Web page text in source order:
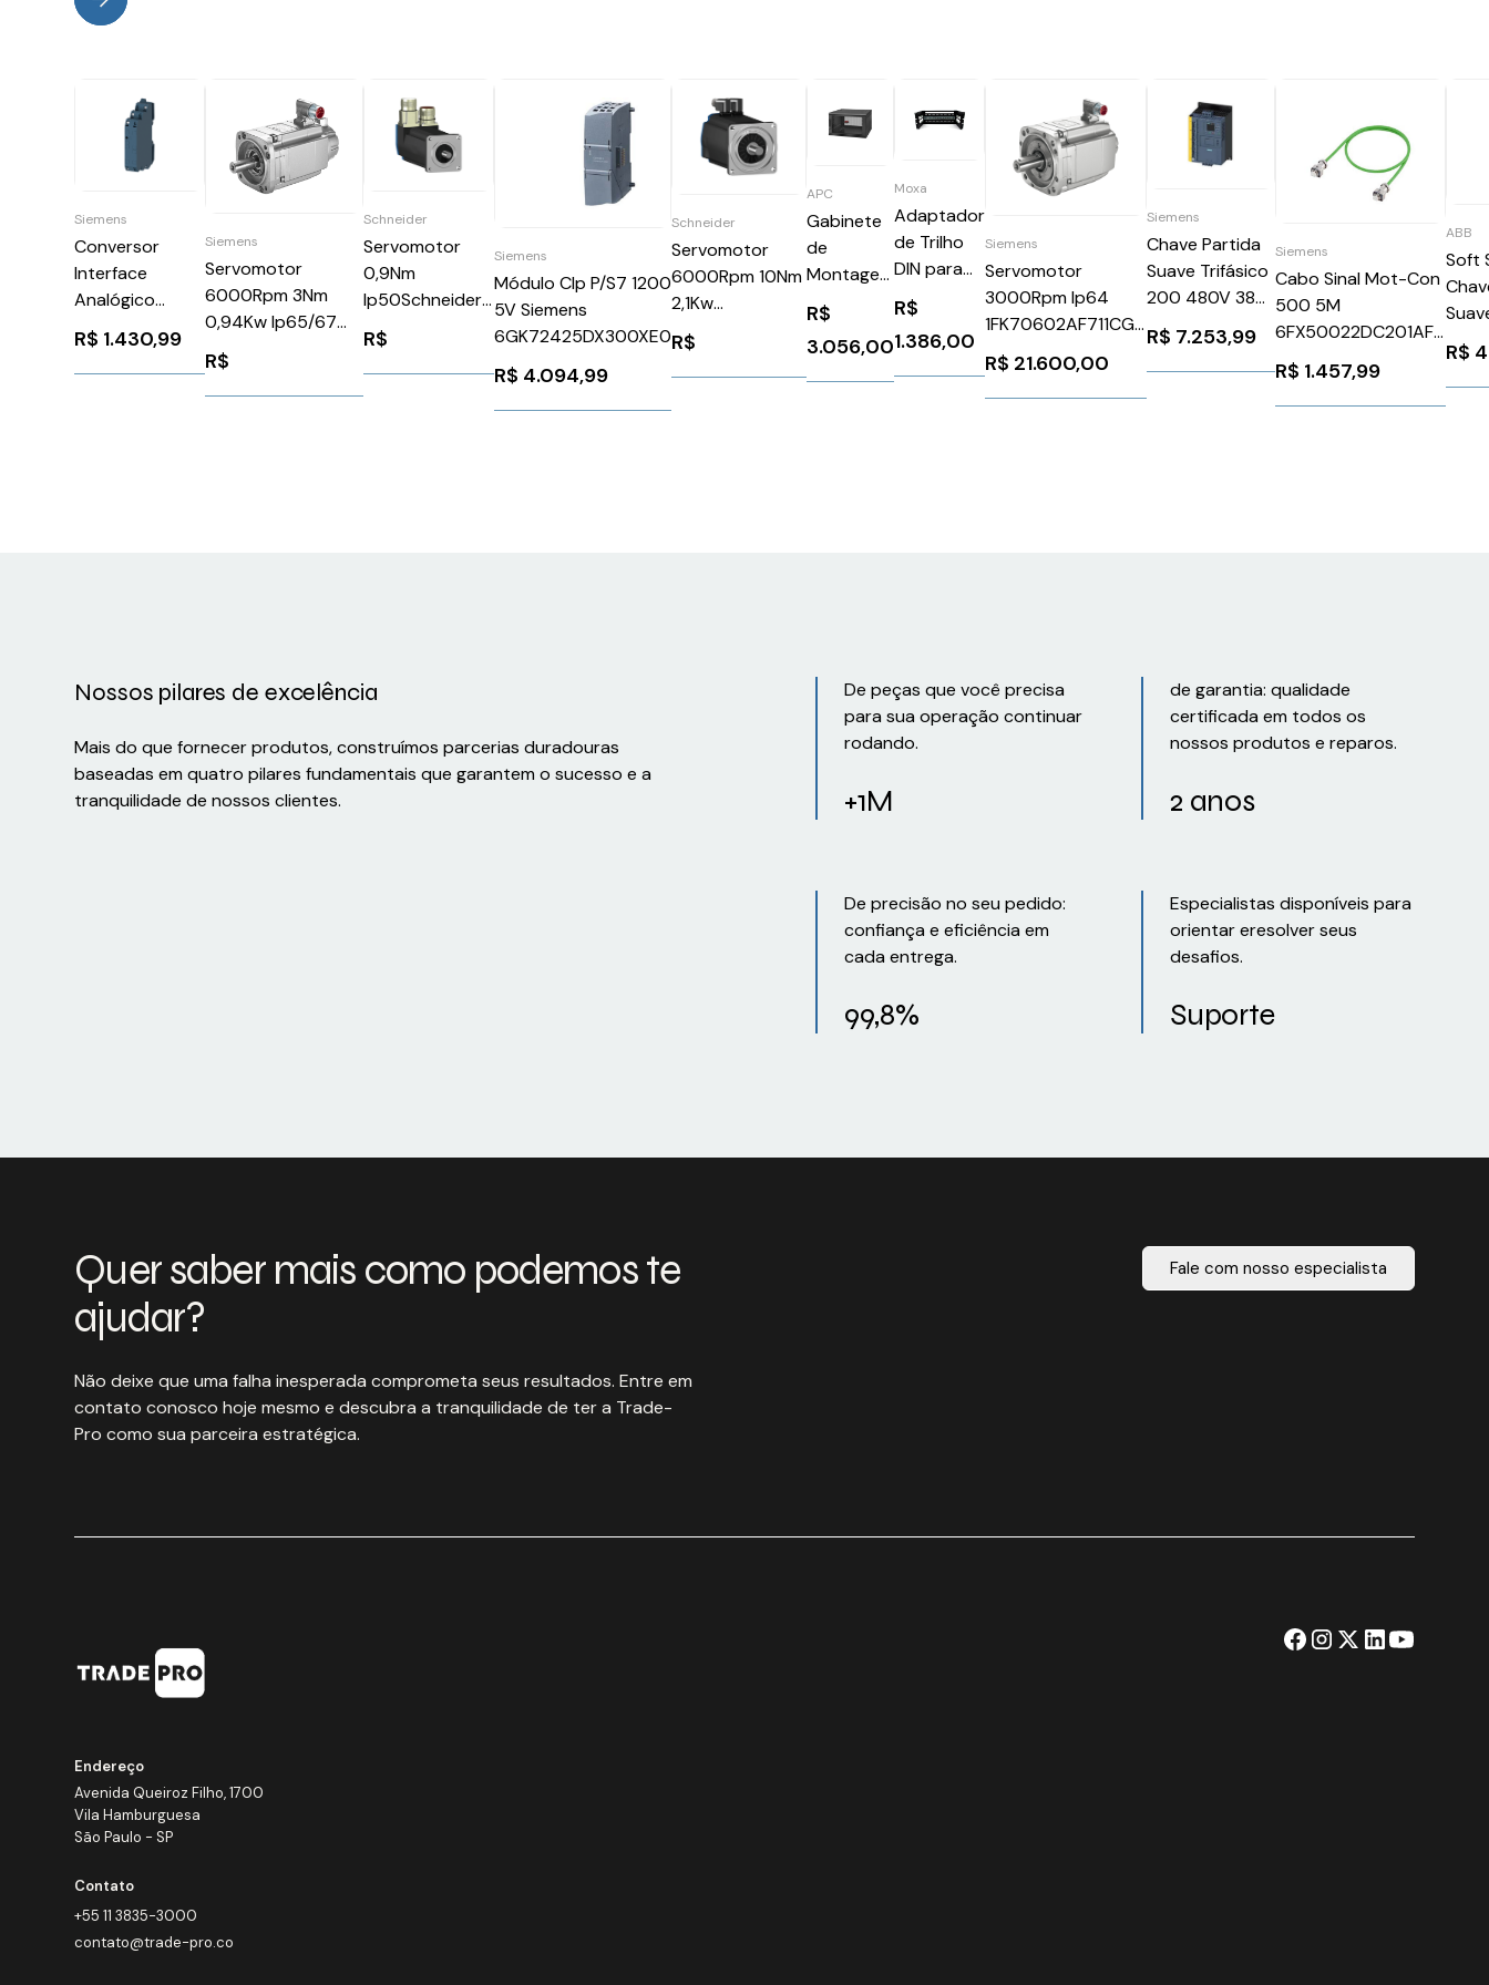
Siemens
Conversor
Interface
Analógico
Parafuso 0-20V
24-240V
Siemens
R$ 1.430,99
Siemens
Servomotor
6000Rpm 3Nm
0,94Kw Ip65/67
1FK70422AK711CA2
Siemens 90550
R$
Schneider
Servomotor
0,9Nm
Ip50Schneider
BSH0552P12A1A
R$
Siemens
Módulo Clp P/S7 1200
5V Siemens
6GK72425DX300XE0
R$ 4.094,99
Schneider
Servomotor
6000Rpm 10Nm
2,1Kw
Ip50Schneider
BSH1004P01A2A
R$
APC
Gabinete
de
Montagem
em Parede
AR106SH6
R$
3.056,00
Moxa
Adaptador
de Trilho
DIN para
Rack 19"
RK-4U
R$
1.386,00
Siemens
Servomotor
3000Rpm Ip64
1FK70602AF711CG0
Siemens 91168
R$ 21.600,00
Siemens
Chave Partida
Suave Trifásico
200 480V 38A
24V
3RW55173HF04
Siemens
R$ 7.253,99
Siemens
Cabo Sinal Mot-Con
500 5M
6FX50022DC201AF0
Siemens 86005
R$ 1.457,99
ABB
Soft
110-
R$
Nossos pilares de excelência
Mais do que fornecer produtos, construímos parcerias duradouras
baseadas em quatro pilares fundamentais que garantem o sucesso e a
tranquilidade de nossos clientes.
De peças que você precisa
para sua operação continuar
rodando.
+1M
de garantia: qualidade
certificada em todos os
nossos produtos e reparos.
2 anos
De precisão no seu pedido:
confiança e eficiência em
cada entrega.
99,8%
Especialistas disponíveis para
orientar eresolver seus
desafios.
Suporte
Quer saber mais como podemos te
ajudar?
Não deixe que uma falha inesperada comprometa seus resultados. Entre em
contato conosco hoje mesmo e descubra a tranquilidade de ter a Trade-
Pro como sua parceira estratégica.
Fale com nosso especialista
Endereço
Avenida Queiroz Filho, 1700
Vila Hamburguesa
São Paulo - SP
Contato
+55 11 3835-3000
contato@trade-pro.co